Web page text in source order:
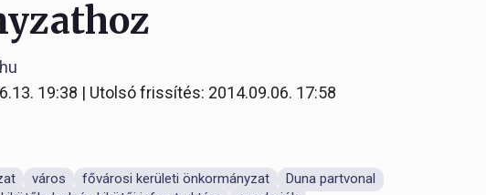
19:38 | Utolsó frissítés: 2014.09.06. 17:58
város fővárosi kerületi önkormányzat
Duna partvonal